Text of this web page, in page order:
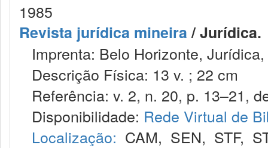
1985
Revista jurídica mineira/ Jurídica.
Imprenta: Belo Horizonte,
Descrição Física: 13 v. ; 22 cm
Referência: v. 2, n. 20, p. 13–21,
Disponibilidade: Rede Virtual de
Localização: CAM, SEN, STF,